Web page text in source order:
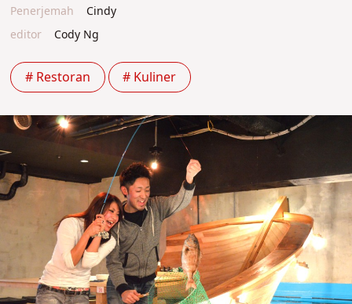
Penerjemah
Cindy
editor
Cody Ng
# Restoran # Kuliner